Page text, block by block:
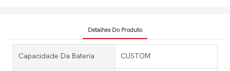
Detalhes Do Produto
Capacidade Da Bateria CUSTOM